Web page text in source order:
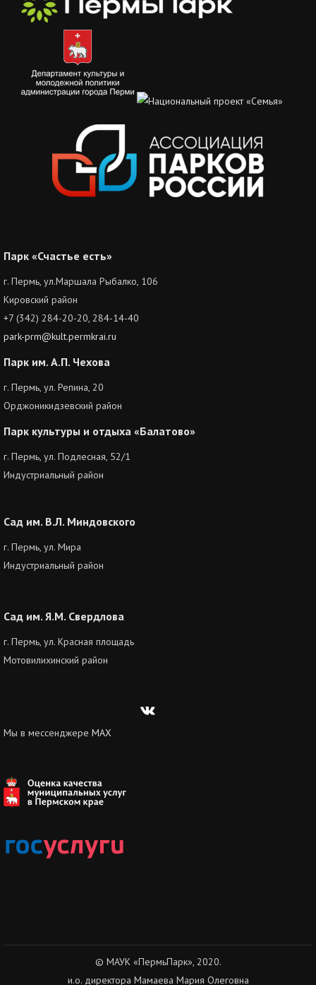
Парк «Счастье есть»
г. Пермь, ул.Маршала Рыбалко, 106
Кировский район
+7 (342) 284-20-20, 284-14-40
park-prm@kult.permkrai.ru
Парк им. А.П. Чехова
г. Пермь, ул. Репина, 20
Орджоникидзевский район
Парк культуры и отдыха «Балатово»
г. Пермь, ул. Подлесная, 52/1
Индустриальный район
Сад им. В.Л. Миндовского
г. Пермь, ул. Мира
Индустриальный район
Сад им. Я.М. Свердлова
г. Пермь, ул. Красная площадь
Мотовилихинский район
Вконтакте
Мы в мессенджере MAX
© МАУК «ПермьПарк», 2020.
и.о. директора Мамаева Мария Олеговна